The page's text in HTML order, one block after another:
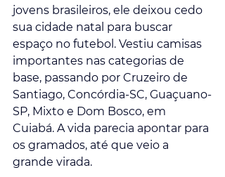
jovens brasileiros, ele deixou cedo
sua cidade natal para buscar
espaço no futebol. Vestiu camisas
importantes nas categorias de
base, passando por Cruzeiro de
Santiago, Concórdia-SC, Guaçuano-
SP, Mixto e Dom Bosco, em
Cuiabá. A vida parecia apontar para
os gramados, até que veio a
grande virada.